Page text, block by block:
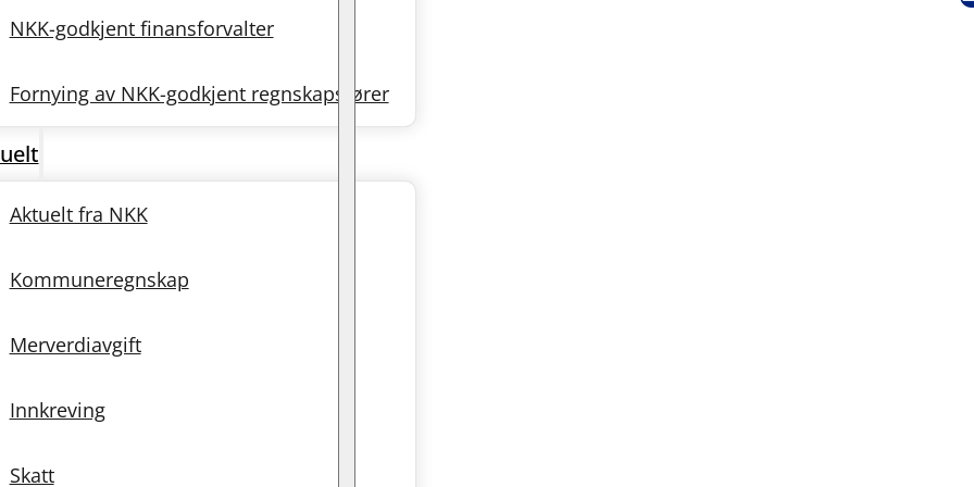
NKK-godkjent finansforvalter
Fornying av NKK-godkjent regnskapsfører
Aktuelt fra NKK
Kommuneregnskap
Merverdiavgift
Innkreving
Skatt